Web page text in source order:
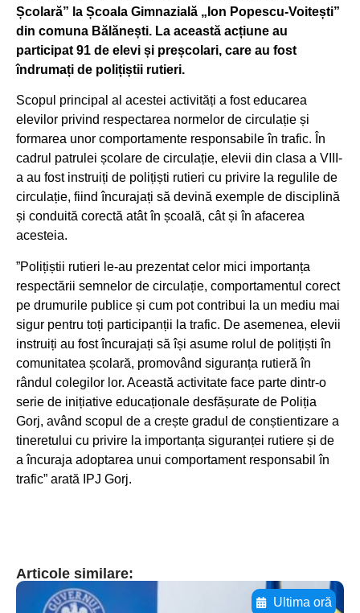
Școlară” la Școala Gimnazială „Ion Popescu-Voitești”
din comuna Bălănești. La această acțiune au
participat 91 de elevi și preșcolari, care au fost
îndrumați de polițiștii rutieri.
Scopul principal al acestei activități a fost educarea
elevilor privind respectarea normelor de circulație și
formarea unor comportamente responsabile în trafic. În
cadrul patrulei școlare de circulație, elevii din clasa a VIII-
a au fost instruiți de polițiști rutieri cu privire la regulile de
circulație, fiind încurajați să devină exemple de disciplină
și conduită corectă atât în școală, cât și în afacerea
acesteia.
”Polițiștii rutieri le-au prezentat celor mici importanța
respectării semnelor de circulație, comportamentul corect
pe drumurile publice și cum pot contribui la un mediu mai
sigur pentru toți participanții la trafic. De asemenea, elevii
instruiți au fost încurajați să își asume rolul de polițiști în
comunitatea școlară, promovând siguranța rutieră în
rândul colegilor lor. Această activitate face parte dintr-o
serie de inițiative educaționale desfășurate de Poliția
Gorj, având scopul de a crește gradul de conștientizare a
tineretului cu privire la importanța siguranței rutiere și de
a încuraja adoptarea unui comportament responsabil în
trafic” arată IPJ Gorj.
Articole similare:
Ultima oră